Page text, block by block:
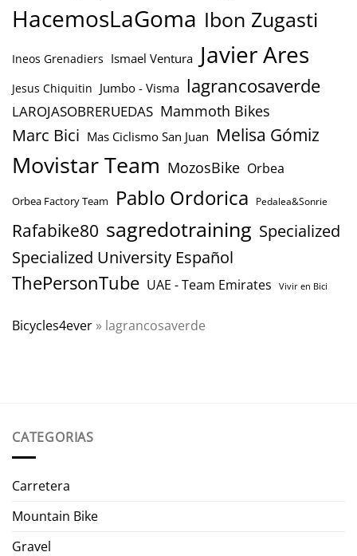
HacemosLaGoma Ibon Zugasti
Ineos Grenadiers Ismael Ventura Javier Ares
Jesus Chiquitin Jumbo - Visma lagrancosaverde
LAROJASOBRERUEDAS Mammoth Bikes
Marc Bici Mas Ciclismo San Juan Melisa Gómiz
Movistar Team MozosBike Orbea
Orbea Factory Team Pablo Ordorica Pedalea&Sonrie
Rafabike80 sagredotraining Specialized
Specialized University Español
ThePersonTube UAE - Team Emirates Vivir en Bici
Bicycles4ever » lagrancosaverde
CATEGORIAS
Carretera
Mountain Bike
Gravel